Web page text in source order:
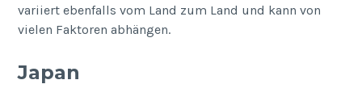
variiert ebenfalls vom Land zum Land und kann von
vielen Faktoren abhängen.
Japan